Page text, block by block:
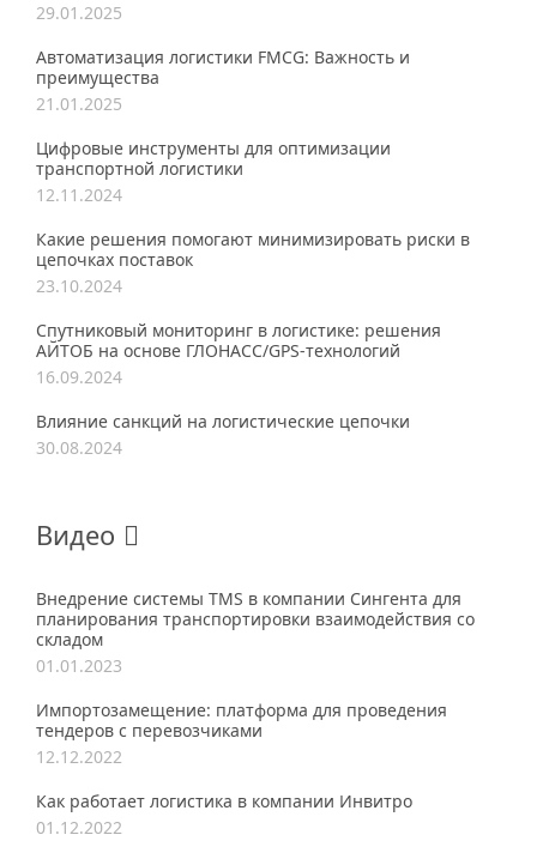
29.01.2025
Автоматизация логистики FMCG: Важность и
преимущества
21.01.2025
Цифровые инструменты для оптимизации
транспортной логистики
12.11.2024
Какие решения помогают минимизировать риски в
цепочках поставок
23.10.2024
Спутниковый мониторинг в логистике: решения
АЙТОБ на основе ГЛОНАСС/GPS-технологий
16.09.2024
Влияние санкций на логистические цепочки
30.08.2024
Видео
Внедрение системы TMS в компании Сингента для
планирования транспортировки взаимодействия со
складом
01.01.2023
Импортозамещение: платформа для проведения
тендеров с перевозчиками
12.12.2022
Как работает логистика в компании Инвитро
01.12.2022